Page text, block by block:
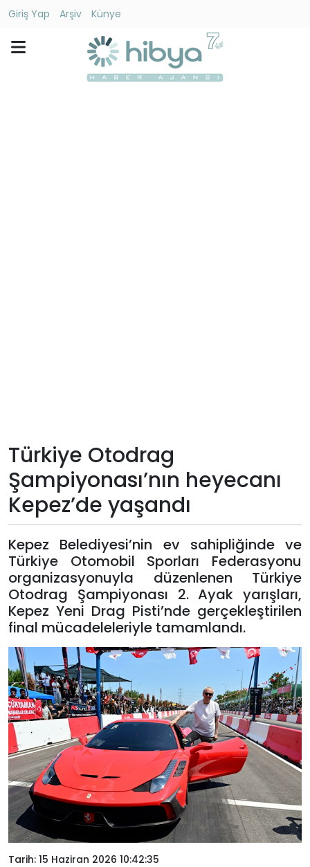
Giriş Yap Arşiv
Künye
Künye
Giriş
Yap
Türkiye Otodrag
Şampiyonası’nın heyecanı
Kepez’de yaşandı
Kepez Belediyesi’nin ev sahipliğinde ve
Türkiye Otomobil Sporları Federasyonu
organizasyonuyla düzenlenen Türkiye
Otodrag Şampiyonası 2. Ayak yarışları,
Kepez Yeni Drag Pisti’nde gerçekleştirilen
final mücadeleleriyle tamamlandı.
Tarih: 15 Haziran 2026 10:42:35